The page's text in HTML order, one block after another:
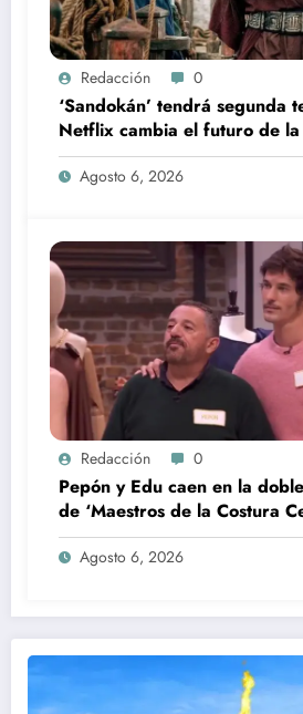
Redacción 0
‘Sandokán’ tendrá segunda
Netflix cambia el futuro de
Agosto 6, 2026
Redacción 0
Pepón y Edu caen en la
de ‘Maestros de la Costura
Agosto 6, 2026